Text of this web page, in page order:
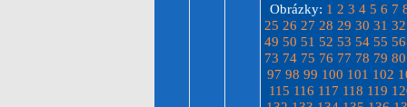
Obrázky: 1 2 3 4 5 6 7
25 26 27 28 29 30 31 32
49 50 51 52 53 54 55 56
73 74 75 76 77 78 79 80
97 98 99 100 101 102
115 116 117 118 119